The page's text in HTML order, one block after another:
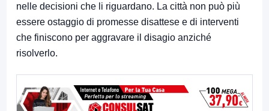
nelle decisioni che li riguardano. La città non può più
essere ostaggio di promesse disattese e di interventi
che finiscono per aggravare il disagio anziché
risolverlo.